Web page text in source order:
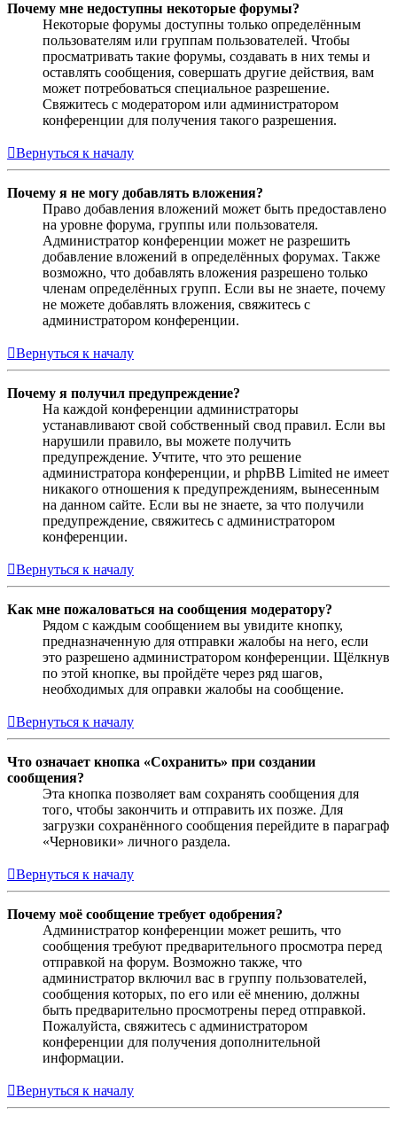
Почему мне недоступны некоторые форумы?
Некоторые форумы доступны только определённым
пользователям или группам пользователей. Чтобы
просматривать такие форумы, создавать в них темы и
оставлять сообщения, совершать другие действия, вам
может потребоваться специальное разрешение.
Свяжитесь с модератором или администратором
конференции для получения такого разрешения.
Вернуться к началу
Почему я не могу добавлять вложения?
Право добавления вложений может быть предоставлено
на уровне форума, группы или пользователя.
Администратор конференции может не разрешить
добавление вложений в определённых форумах. Также
возможно, что добавлять вложения разрешено только
членам определённых групп. Если вы не знаете, почему
не можете добавлять вложения, свяжитесь с
администратором конференции.
Вернуться к началу
Почему я получил предупреждение?
На каждой конференции администраторы
устанавливают свой собственный свод правил. Если вы
нарушили правило, вы можете получить
предупреждение. Учтите, что это решение
администратора конференции, и phpBB Limited не имеет
никакого отношения к предупреждениям, вынесенным
на данном сайте. Если вы не знаете, за что получили
предупреждение, свяжитесь с администратором
конференции.
Вернуться к началу
Как мне пожаловаться на сообщения модератору?
Рядом с каждым сообщением вы увидите кнопку,
предназначенную для отправки жалобы на него, если
это разрешено администратором конференции. Щёлкнув
по этой кнопке, вы пройдёте через ряд шагов,
необходимых для оправки жалобы на сообщение.
Вернуться к началу
Что означает кнопка «Сохранить» при создании
сообщения?
Эта кнопка позволяет вам сохранять сообщения для
того, чтобы закончить и отправить их позже. Для
загрузки сохранённого сообщения перейдите в параграф
«Черновики» личного раздела.
Вернуться к началу
Почему моё сообщение требует одобрения?
Администратор конференции может решить, что
сообщения требуют предварительного просмотра перед
отправкой на форум. Возможно также, что
администратор включил вас в группу пользователей,
сообщения которых, по его или её мнению, должны
быть предварительно просмотрены перед отправкой.
Пожалуйста, свяжитесь с администратором
конференции для получения дополнительной
информации.
Вернуться к началу